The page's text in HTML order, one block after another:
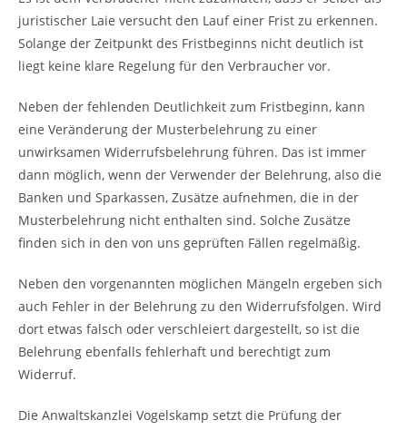
juristischer Laie versucht den Lauf einer Frist zu erkennen.
Solange der Zeitpunkt des Fristbeginns nicht deutlich ist
liegt keine klare Regelung für den Verbraucher vor.
Neben der fehlenden Deutlichkeit zum Fristbeginn, kann
eine Veränderung der Musterbelehrung zu einer
unwirksamen Widerrufsbelehrung führen. Das ist immer
dann möglich, wenn der Verwender der Belehrung, also die
Banken und Sparkassen, Zusätze aufnehmen, die in der
Musterbelehrung nicht enthalten sind. Solche Zusätze
finden sich in den von uns geprüften Fällen regelmäßig.
Neben den vorgenannten möglichen Mängeln ergeben sich
auch Fehler in der Belehrung zu den Widerrufsfolgen. Wird
dort etwas falsch oder verschleiert dargestellt, so ist die
Belehrung ebenfalls fehlerhaft und berechtigt zum
Widerruf.
Die Anwaltskanzlei Vogelskamp setzt die Prüfung der